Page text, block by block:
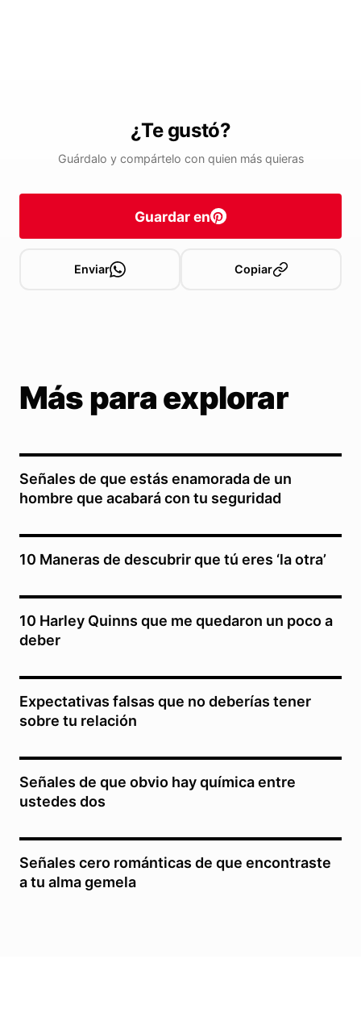
¿Te gustó?
Guárdalo y compártelo con quien más quieras
Guardar en
Enviar Copiar
Más para explorar
Señales de que estás enamorada de un
hombre que acabará con tu seguridad
10 Maneras de descubrir que tú eres ‘la otra’
10 Harley Quinns que me quedaron un poco a
deber
Expectativas falsas que no deberías tener
sobre tu relación
Señales de que obvio hay química entre
ustedes dos
Señales cero románticas de que encontraste
a tu alma gemela